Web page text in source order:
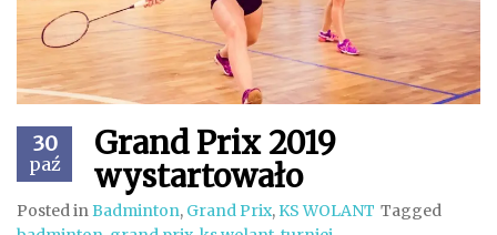
30
paź
Grand Prix 2019
wystartowało
Posted inBadminton, Grand Prix, KS WOLANT Tagged